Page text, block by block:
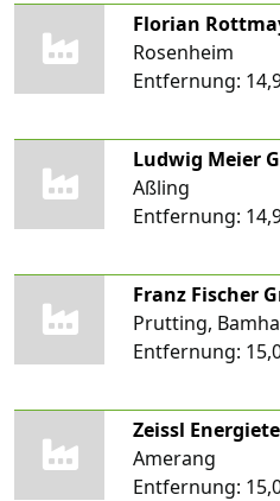
Rosenheim
Entfernung:
Ludwig Meier
Aßling
Entfernung:
Franz Fischer
Prutting,
Entfernung:
Zeissl
Amerang
Entfernung: